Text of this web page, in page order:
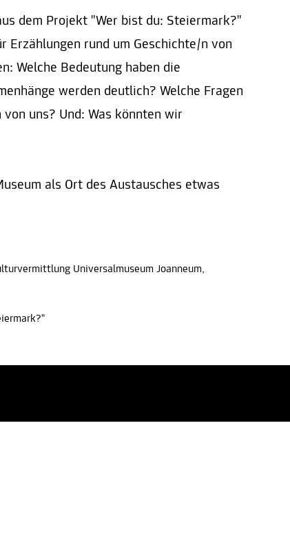
dem Projekt "Wer bist du: Steiermark?"
Erzählungen rund um Geschichte/n von
Welche Bedeutung haben die
werden deutlich? Welche Fragen
uns? Und: Was könnten wir
als Ort des Austausches etwas
Universalmuseum Joanneum,